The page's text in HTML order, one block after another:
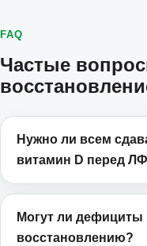
FAQ
Частые
Нужно ли всем
витамин D перед
Могут ли дефициты
восстановлению?